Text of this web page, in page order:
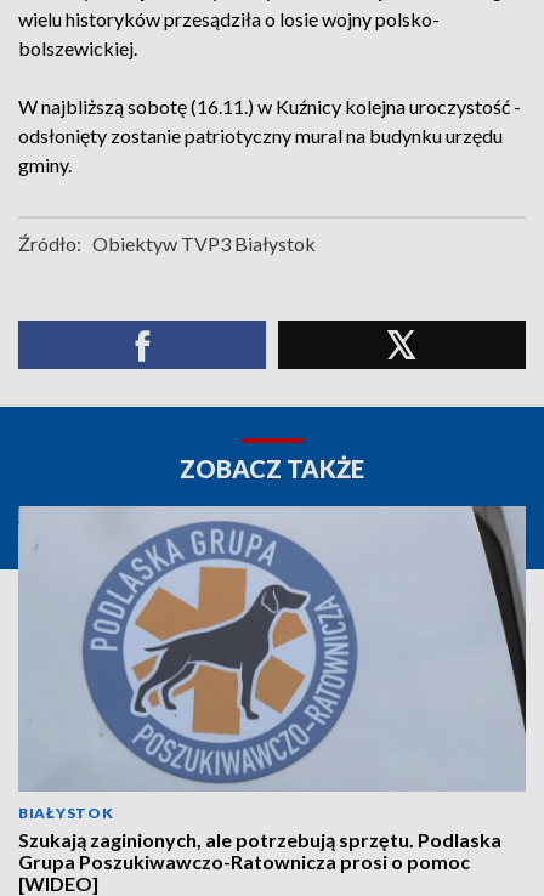
wielu historyków przesądziła o losie wojny polsko-
bolszewickiej.
W najbliższą sobotę (16.11.) w Kuźnicy kolejna uroczystość -
odsłonięty zostanie patriotyczny mural na budynku urzędu
gminy.
Źródło: Obiektyw TVP3 Białystok
ZOBACZ TAKŻE
BIAŁYSTOK
Szukają zaginionych, ale potrzebują sprzętu. Podlaska
Grupa Poszukiwawczo-Ratownicza prosi o pomoc
[WIDEO]